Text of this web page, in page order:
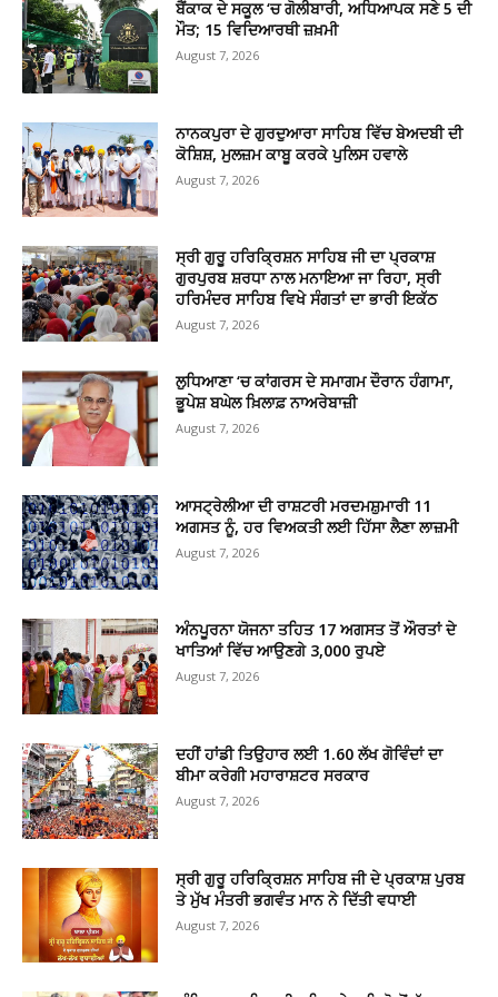
ਬੈਂਕਾਕ ਦੇ ਸਕੂਲ ‘ਚ ਗੋਲੀਬਾਰੀ, ਅਧਿਆਪਕ ਸਣੇ 5 ਦੀ
ਮੌਤ; 15 ਵਿਦਿਆਰਥੀ ਜ਼ਖ਼ਮੀ
August 7, 2026
ਨਾਨਕਪੁਰਾ ਦੇ ਗੁਰਦੁਆਰਾ ਸਾਹਿਬ ਵਿੱਚ ਬੇਅਦਬੀ ਦੀ
ਕੋਸ਼ਿਸ਼, ਮੁਲਜ਼ਮ ਕਾਬੂ ਕਰਕੇ ਪੁਲਿਸ ਹਵਾਲੇ
August 7, 2026
ਸ੍ਰੀ ਗੁਰੂ ਹਰਿਕ੍ਰਿਸ਼ਨ ਸਾਹਿਬ ਜੀ ਦਾ ਪ੍ਰਕਾਸ਼
ਗੁਰਪੁਰਬ ਸ਼ਰਧਾ ਨਾਲ ਮਨਾਇਆ ਜਾ ਰਿਹਾ, ਸ੍ਰੀ
ਹਰਿਮੰਦਰ ਸਾਹਿਬ ਵਿਖੇ ਸੰਗਤਾਂ ਦਾ ਭਾਰੀ ਇਕੱਠ
August 7, 2026
ਲੁਧਿਆਣਾ ‘ਚ ਕਾਂਗਰਸ ਦੇ ਸਮਾਗਮ ਦੌਰਾਨ ਹੰਗਾਮਾ,
ਭੂਪੇਸ਼ ਬਘੇਲ ਖ਼ਿਲਾਫ਼ ਨਾਅਰੇਬਾਜ਼ੀ
August 7, 2026
ਆਸਟ੍ਰੇਲੀਆ ਦੀ ਰਾਸ਼ਟਰੀ ਮਰਦਮਸ਼ੁਮਾਰੀ 11
ਅਗਸਤ ਨੂੰ, ਹਰ ਵਿਅਕਤੀ ਲਈ ਹਿੱਸਾ ਲੈਣਾ ਲਾਜ਼ਮੀ
August 7, 2026
ਅੰਨਪੂਰਨਾ ਯੋਜਨਾ ਤਹਿਤ 17 ਅਗਸਤ ਤੋਂ ਔਰਤਾਂ ਦੇ
ਖਾਤਿਆਂ ਵਿੱਚ ਆਉਣਗੇ 3,000 ਰੁਪਏ
August 7, 2026
ਦਹੀਂ ਹਾਂਡੀ ਤਿਉਹਾਰ ਲਈ 1.60 ਲੱਖ ਗੋਵਿੰਦਾਂ ਦਾ
ਬੀਮਾ ਕਰੇਗੀ ਮਹਾਰਾਸ਼ਟਰ ਸਰਕਾਰ
August 7, 2026
ਸ੍ਰੀ ਗੁਰੂ ਹਰਿਕ੍ਰਿਸ਼ਨ ਸਾਹਿਬ ਜੀ ਦੇ ਪ੍ਰਕਾਸ਼ ਪੁਰਬ
ਤੇ ਮੁੱਖ ਮੰਤਰੀ ਭਗਵੰਤ ਮਾਨ ਨੇ ਦਿੱਤੀ ਵਧਾਈ
August 7, 2026